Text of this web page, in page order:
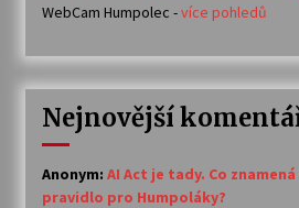
WebCam Humpolec -více pohledů
Nejnovější
Anonym: AI Act je tady. Co
pravidlo pro Humpoláky?